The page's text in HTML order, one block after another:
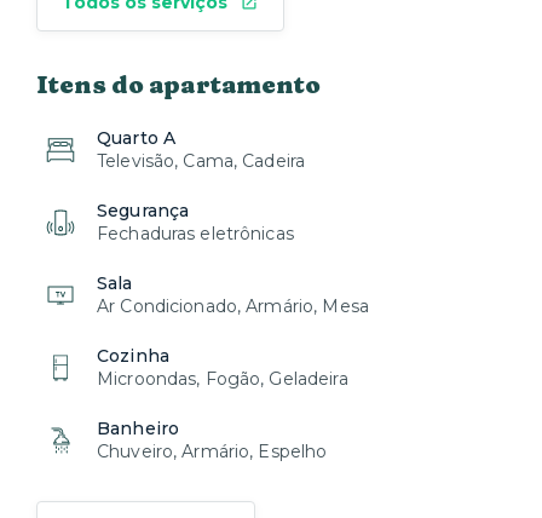
Itens do apartamento
Quarto A
Televisão, Cama, Cadeira
Segurança
Fechaduras eletrônicas
Sala
Ar Condicionado, Armário, Mesa
Cozinha
Microondas, Fogão, Geladeira
Banheiro
Chuveiro, Armário, Espelho